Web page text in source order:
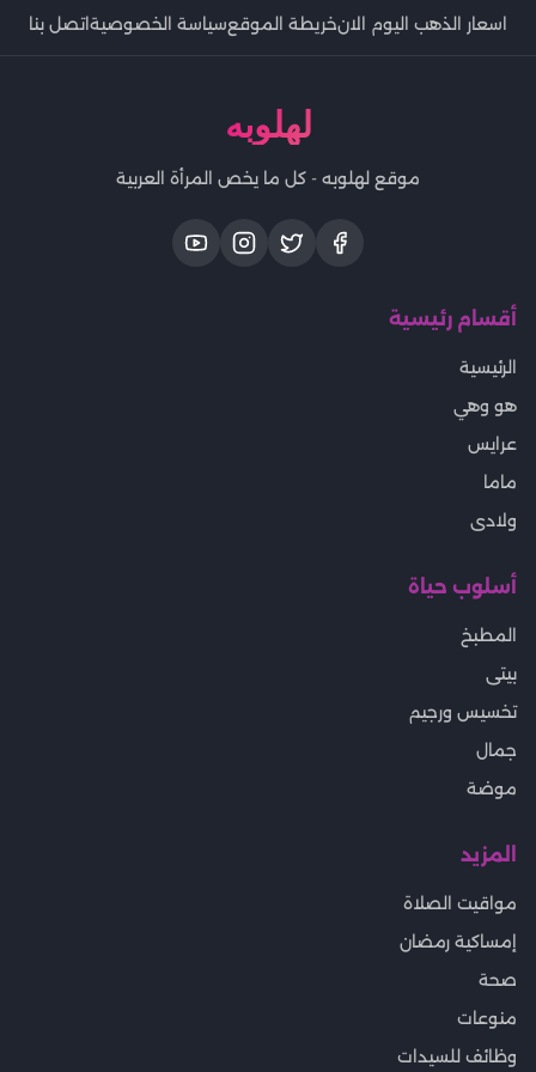
اسعار الذهب اليوم الانخريطة الموقعسياسة الخصوصيةاتصل بنا
لهلوبه
موقع لهلوبه - كل ما يخص المرأة العربية
أقسام رئيسية
الرئيسية
هو وهي
عرايس
ماما
ولادى
أسلوب حياة
المطبخ
بيتى
تخسيس ورجيم
جمال
موضة
المزيد
مواقيت الصلاة
إمساكية رمضان
صحة
منوعات
وظائف للسيدات